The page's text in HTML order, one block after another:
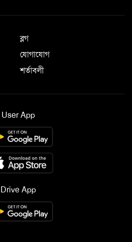
ব্লগ
যোগাযোগ
শর্তাবলী
User App
Drive App